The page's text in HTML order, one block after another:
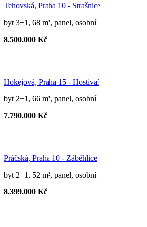
Tehovská, Praha 10 - Strašnice
byt 3+1, 68 m², panel, osobní
8.500.000 Kč
Hokejová, Praha 15 - Hostivař
byt 2+1, 66 m², panel, osobní
7.790.000 Kč
Práčská, Praha 10 - Záběhlice
byt 2+1, 52 m², panel, osobní
8.399.000 Kč